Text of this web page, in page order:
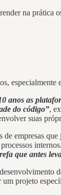
na prática
anos as
do código”,
suas
de empresas
que antes
projeto